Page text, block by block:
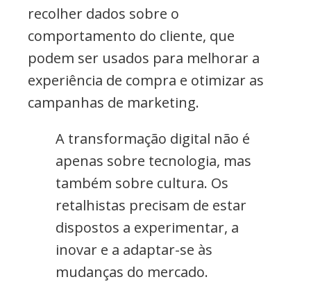
recolher dados sobre o
comportamento do cliente, que
podem ser usados para melhorar a
experiência de compra e otimizar as
campanhas de marketing.
A transformação digital não é
apenas sobre tecnologia, mas
também sobre cultura. Os
retalhistas precisam de estar
dispostos a experimentar, a
inovar e a adaptar-se às
mudanças do mercado.